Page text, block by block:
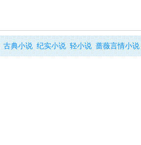
古典小说 纪实小说 轻小说 蔷薇言情小说